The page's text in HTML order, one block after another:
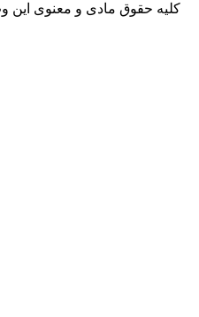
کلیه حقوق مادی و معنوی این